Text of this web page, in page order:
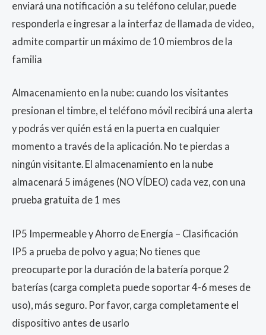
enviará una notificación a su teléfono celular, puede
responderla e ingresar a la interfaz de llamada de video,
admite compartir un máximo de 10 miembros de la
familia
Almacenamiento en la nube: cuando los visitantes
presionan el timbre, el teléfono móvil recibirá una alerta
y podrás ver quién está en la puerta en cualquier
momento a través de la aplicación. No te pierdas a
ningún visitante. El almacenamiento en la nube
almacenará 5 imágenes (NO VÍDEO) cada vez, con una
prueba gratuita de 1 mes
IP5 Impermeable y Ahorro de Energía – Clasificación
IP5 a prueba de polvo y agua; No tienes que
preocuparte por la duración de la batería porque 2
baterías (carga completa puede soportar 4-6 meses de
uso), más seguro. Por favor, carga completamente el
dispositivo antes de usarlo